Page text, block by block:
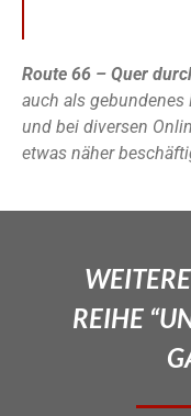
Route 66 – Quer
auch als
und bei diversen
etwas näher
REIHE